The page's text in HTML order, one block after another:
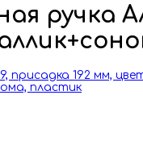
ручка